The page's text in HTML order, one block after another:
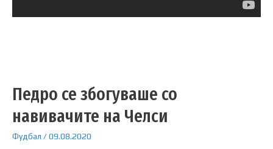
Педро се збогуваше со
навивачите на Челси
Фудбал /09.08.2020